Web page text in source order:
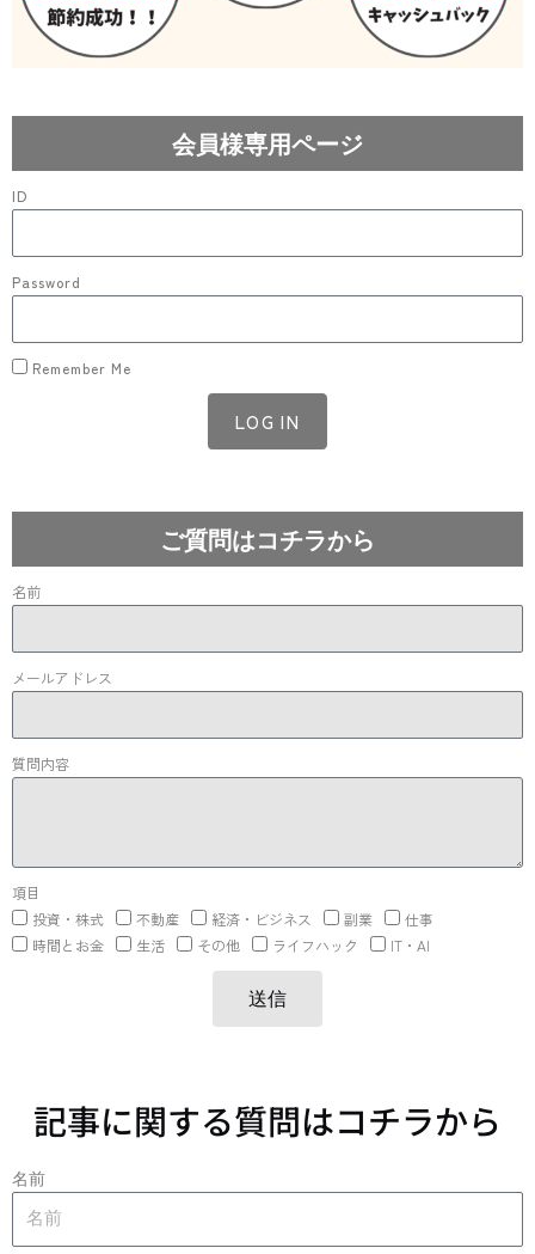
会員様専用ページ
ID
Password
Remember Me
LOG IN
ご質問はコチラから
名前
メールアドレス
質問内容
項目
投資・株式
不動産 経済・ビジネス 副業
仕事
時間とお金
生活 その他 ライフハック IT・AI
送信
記事に関する質問はコチラから
名前